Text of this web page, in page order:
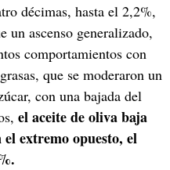
décimas, hasta el 2,2%,
un ascenso generalizado,
comportamientos con
que se moderaron un
con una bajada del
el aceite de oliva baja
extremo opuesto, el